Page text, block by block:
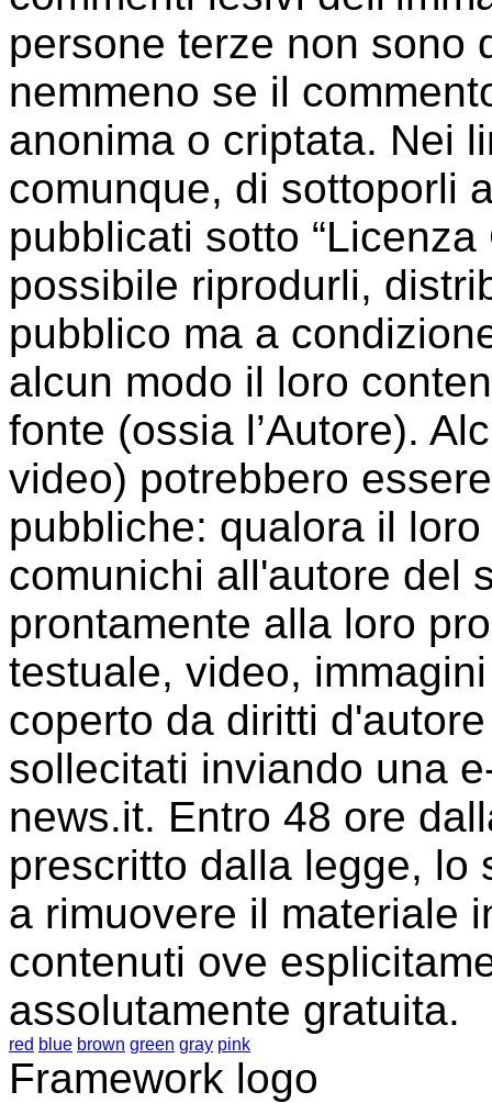
persone terze non sono
nemmeno se il
anonima o criptata. Nei
comunque, di sottoporli
pubblicati sotto
possibile riprodurli,
pubblico ma a
alcun modo il loro
fonte (ossia l’Autore).
video) potrebbero
pubbliche: qualora il
comunichi all'autore del
prontamente alla loro
testuale, video,
coperto da diritti
sollecitati inviando una
news.it. Entro 48 ore
prescritto dalla legge, lo
a rimuovere il materiale
contenuti ove
assolutamente gratuita.
red blue brown green gray pink
Framework logo